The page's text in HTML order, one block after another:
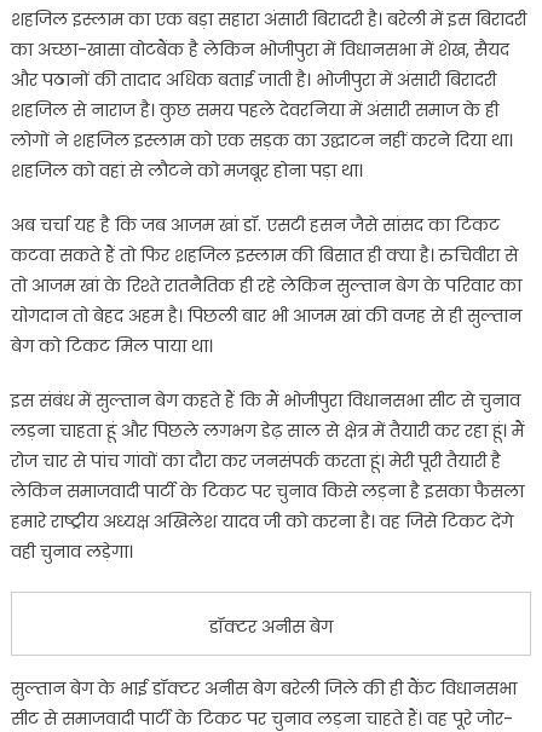
शहजिल इस्लाम का एक बड़ा सहारा अंसारी बिरादरी है। बरेली में इस बिरादरी
का अच्छा-खासा वोटबैंक है लेकिन भोजीपुरा में विधानसभा में शेख, सैयद
और पठानों की तादाद अधिक बताई जाती है। भोजीपुरा में अंसारी बिरादरी
शहजिल से नाराज है। कुछ समय पहले देवरनिया में अंसारी समाज के ही
लोगों ने शहजिल इस्लाम को एक सड़क का उद्घाटन नहीं करने दिया था।
शहजिल को वहां से लौटने को मजबूर होना पड़ा था।
अब चर्चा यह है कि जब आजम खां डॉ. एसटी हसन जैसे सांसद का टिकट
कटवा सकते हैं तो फिर शहजिल इस्लाम की बिसात ही क्या है। रुचिवीरा से
तो आजम खां के रिश्ते रातनैतिक ही रहे लेकिन सुल्तान बेग के परिवार का
योगदान तो बेहद अहम है। पिछली बार भी आजम खां की वजह से ही सुल्तान
बेग को टिकट मिल पाया था।
इस संबंध में सुल्तान बेग कहते हैं कि मैं भोजीपुरा विधानसभा सीट से चुनाव
लड़ना चाहता हूं और पिछले लगभग डेढ़ साल से क्षेत्र में तैयारी कर रहा हूं। मैं
रोज चार से पांच गांवों का दौरा कर जनसंपर्क करता हूं। मेरी पूरी तैयारी है
लेकिन समाजवादी पार्टी के टिकट पर चुनाव किसे लड़ना है इसका फैसला
हमारे राष्ट्रीय अध्यक्ष अखिलेश यादव जी को करना है। वह जिसे टिकट देंगे
वही चुनाव लड़ेगा।
डॉक्टर अनीस बेग
सुल्तान बेग के भाई डॉक्टर अनीस बेग बरेली जिले की ही कैंट विधानसभा
सीट से समाजवादी पार्टी के टिकट पर चुनाव लड़ना चाहते हैं। वह पूरे जोर-